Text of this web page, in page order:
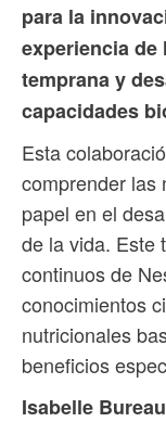
para la
experiencia
temprana y
capacidades
Esta
comprender las
papel en el
de la vida. Este
continuos de
conocimientos
nutricionales
beneficios
Isabelle